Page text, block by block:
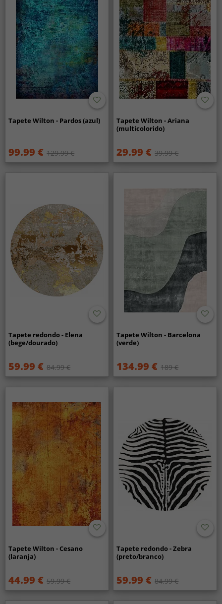
Tapete Wilton - Pardos (azul)
99.99 € 129.99 €
Tapete Wilton - Ariana
(multicolorido)
29.99 € 39.99 €
Tapete redondo - Elena
(bege/dourado)
59.99 € 84.99 €
Tapete Wilton - Barcelona
(verde)
134.99 € 189 €
Tapete Wilton - Cesano
(laranja)
44.99 € 59.99 €
Tapete redondo - Zebra
(preto/branco)
59.99 € 84.99 €